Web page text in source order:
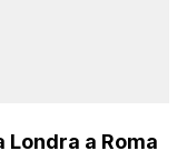
a Roma